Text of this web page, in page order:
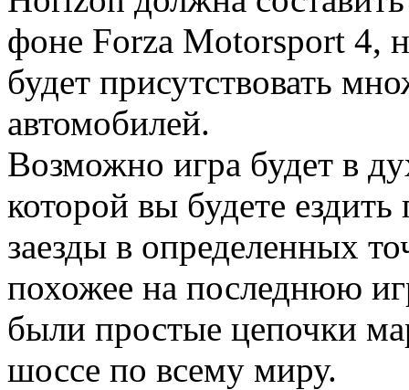
фоне Forza Motorsport 4,
будет присутствовать
автомобилей.
Возможно игра будет в
которой вы будете
заезды в определенных
похожее на последнюю
были простые цепочки
шоссе по всему миру.